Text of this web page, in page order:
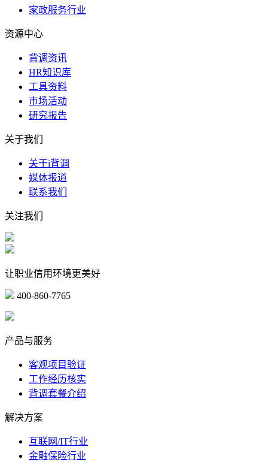
家政服务行业
资源中心
背调资讯
HR知识库
工具资料
市场活动
研究报告
关于我们
关于i背调
媒体报道
联系我们
关注我们
让职业信用环境更美好
400-860-7765
产品与服务
客观项目验证
工作经历核实
背调套餐介绍
解决方案
互联网/IT行业
金融保险行业